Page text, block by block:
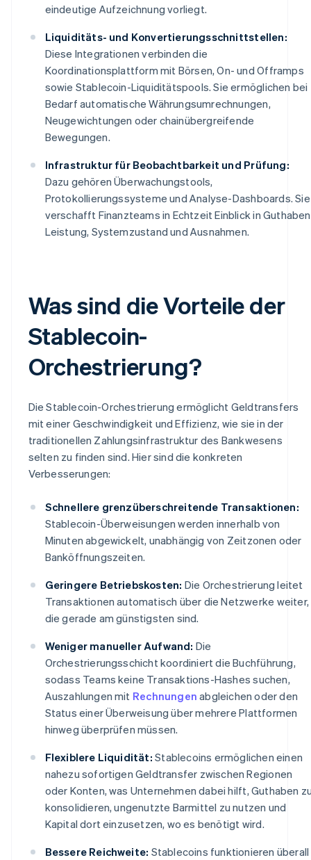
eindeutige Aufzeichnung vorliegt.
Liquiditäts- und Konvertierungsschnittstellen:
Diese Integrationen verbinden die
Koordinationsplattform mit Börsen, On- und Offramps
sowie Stablecoin-Liquiditätspools. Sie ermöglichen bei
Bedarf automatische Währungsumrechnungen,
Neugewichtungen oder chainübergreifende
Bewegungen.
Infrastruktur für Beobachtbarkeit und Prüfung:
Dazu gehören Überwachungstools,
Protokollierungssysteme und Analyse-Dashboards. Sie
verschafft Finanzteams in Echtzeit Einblick in
Leistung, Systemzustand und Ausnahmen.
Was sind die Vorteile der
Stablecoin-
Orchestrierung?
Die Stablecoin-Orchestrierung ermöglicht Geldtransfers
mit einer Geschwindigkeit und Effizienz, wie sie in der
traditionellen Zahlungsinfrastruktur des Bankwesens
selten zu finden sind. Hier sind die konkreten
Verbesserungen:
Schnellere grenzüberschreitende Transaktionen:
Stablecoin-Überweisungen werden innerhalb von
Minuten abgewickelt, unabhängig von Zeitzonen oder
Banköffnungszeiten.
Geringere Betriebskosten: Die Orchestrierung leitet
Transaktionen automatisch über die Netzwerke weiter,
die gerade am günstigsten sind.
Weniger manueller Aufwand: Die
Orchestrierungsschicht koordiniert die Buchführung,
sodass Teams keine Transaktions-Hashes suchen,
Auszahlungen mit Rechnungen abgleichen oder den
Status einer Überweisung über mehrere Plattformen
hinweg überprüfen müssen.
Flexiblere Liquidität: Stablecoins ermöglichen einen
nahezu sofortigen Geldtransfer zwischen Regionen
oder Konten, was Unternehmen dabei hilft, Guthaben
konsolidieren, ungenutzte Barmittel zu nutzen und
Kapital dort einzusetzen, wo es benötigt wird.
Bessere Reichweite: Stablecoins funktionieren überall